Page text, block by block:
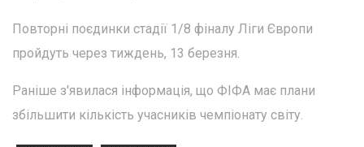
Повторні поєдинки стадії 1/8 фіналу Ліги Європи
пройдуть через тиждень, 13 березня.
Раніше з'явилася інформація, що ФІФА має плани
збільшити кількість учасників чемпіонату світу.